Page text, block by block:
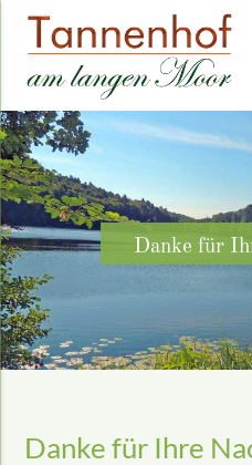
Danke für
Danke für Ihre